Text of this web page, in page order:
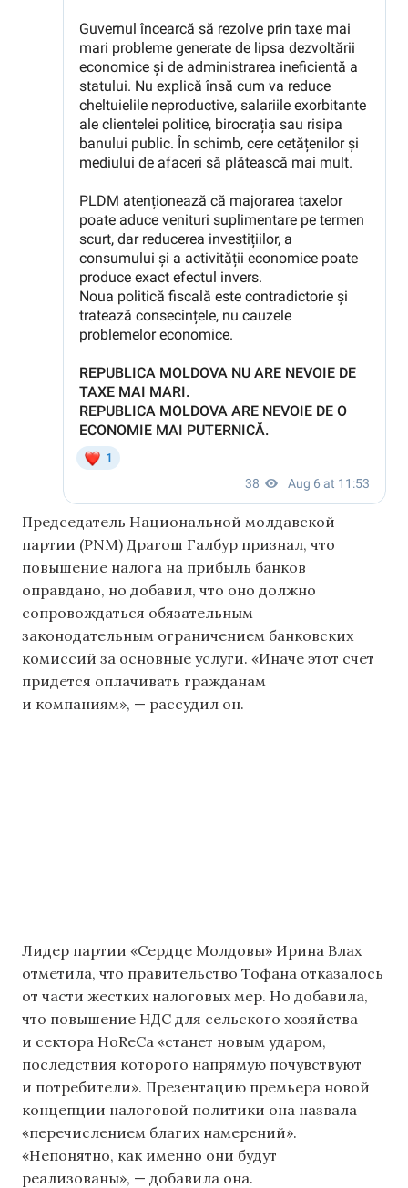
Председатель Национальной молдавской
партии (PNM) Драгош Галбур признал, что
повышение налога на прибыль банков
оправдано, но добавил, что оно должно
сопровождаться обязательным
законодательным ограничением банковских
комиссий за основные услуги. «Иначе этот счет
придется оплачивать гражданам
и компаниям», — рассудил он.
Лидер партии «Сердце Молдовы» Ирина Влах
отметила, что правительство Тофана отказалось
от части жестких налоговых мер. Но добавила,
что повышение НДС для сельского хозяйства
и сектора HoReCa «станет новым ударом,
последствия которого напрямую почувствуют
и потребители». Презентацию премьера новой
концепции налоговой политики она назвала
«перечислением благих намерений».
«Непонятно, как именно они будут
реализованы», — добавила она.